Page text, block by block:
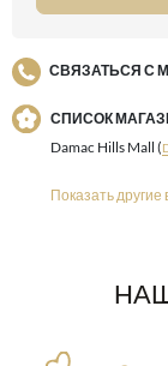
СВЯЗАТЬСЯ С
СПИСОК
Damac Hills Mall (
Показать другие